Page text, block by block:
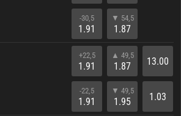
-30,5
1.91
▼ 54,5
1.87
+22,5
1.91
-22,5
1.91
▲ 49,5
1.87
▼ 49,5
1.95
13.00
1.03